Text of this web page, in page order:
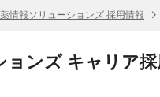
情報ソリューションズ 採用情報
ンズ キャリア